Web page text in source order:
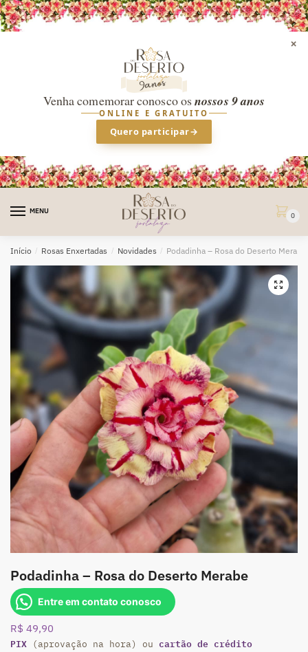
×
Venha comemorar conosco osnossos 9 anos
ONLINE E GRATUITO
Quero participar→
MENU
0
Início / Rosas Enxertadas / Novidades / Podadinha – Rosa do Deserto Merabe
🔍
Podadinha – Rosa do Deserto Merabe
Entre em contato conosco
R$ 49,90
PIX (aprovação na hora) ou cartão de crédito